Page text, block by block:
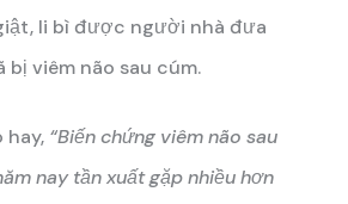
li bì được người nhà đưa
bị viêm não sau cúm.
hay, “Biến chứng viêm não sau
nay tần xuất gặp nhiều hơn